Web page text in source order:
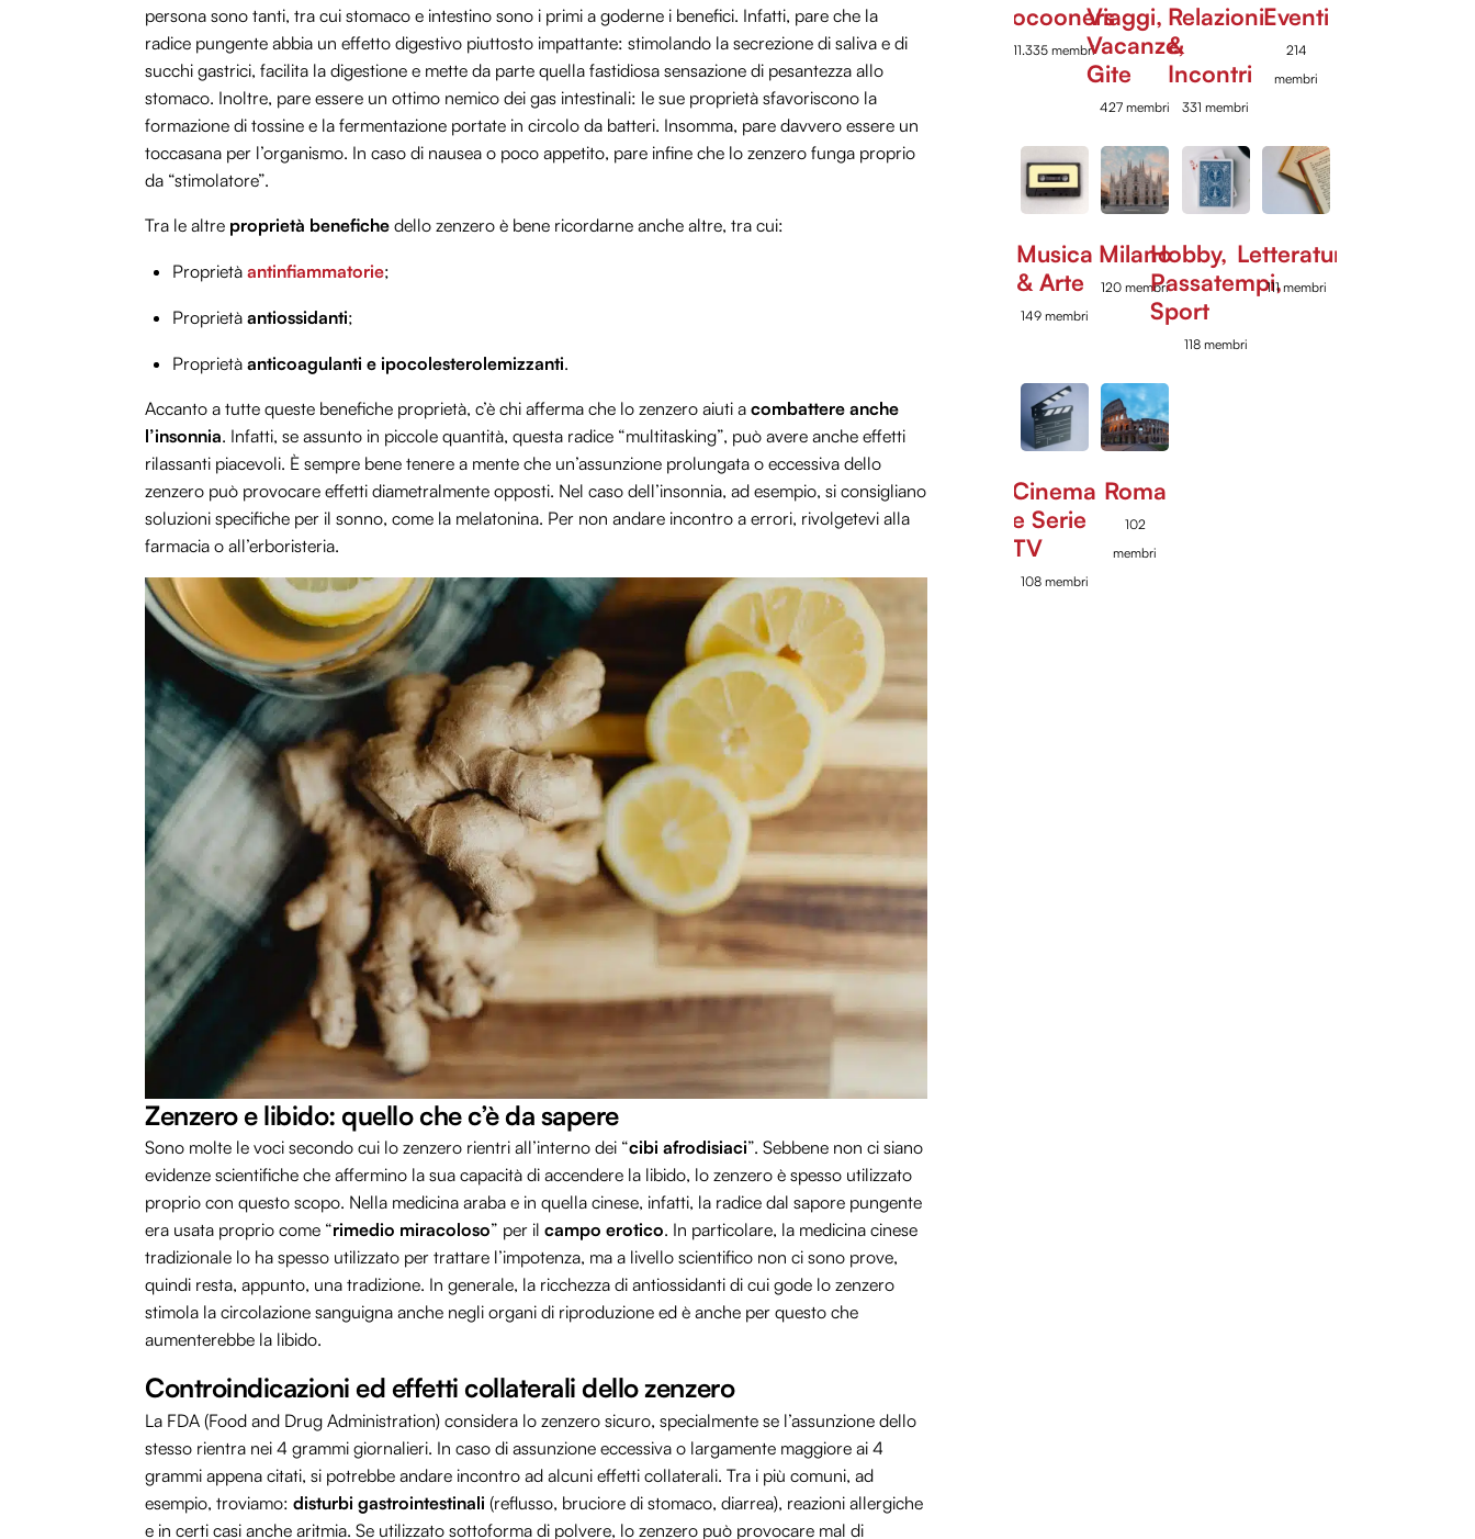
persona sono tanti, tra cui stomaco e intestino sono i primi a goderne i benefici. Infatti, pare che la
radice pungente abbia un effetto digestivo piuttosto impattante: stimolando la secrezione di saliva e di
succhi gastrici, facilita la digestione e mette da parte quella fastidiosa sensazione di pesantezza allo
stomaco. Inoltre, pare essere un ottimo nemico dei gas intestinali: le sue proprietà sfavoriscono la
formazione di tossine e la fermentazione portate in circolo da batteri. Insomma, pare davvero essere un
toccasana per l’organismo. In caso di nausea o poco appetito, pare infine che lo zenzero funga proprio
da “stimolatore”.
Tra le altre proprietà benefiche dello zenzero è bene ricordarne anche altre, tra cui:
Proprietà antinfiammatorie;
Proprietà antiossidanti;
Proprietà anticoagulanti e ipocolesterolemizzanti.
Accanto a tutte queste benefiche proprietà, c’è chi afferma che lo zenzero aiuti a combattere anche
l’insonnia. Infatti, se assunto in piccole quantità, questa radice “multitasking”, può avere anche effetti
rilassanti piacevoli. È sempre bene tenere a mente che un’assunzione prolungata o eccessiva dello
zenzero può provocare effetti diametralmente opposti. Nel caso dell’insonnia, ad esempio, si consigliano
soluzioni specifiche per il sonno, come la melatonina. Per non andare incontro a errori, rivolgetevi alla
farmacia o all’erboristeria.
Zenzero e libido: quello che c’è da sapere
Sono molte le voci secondo cui lo zenzero rientri all’interno dei “cibi afrodisiaci”. Sebbene non ci siano
evidenze scientifiche che affermino la sua capacità di accendere la libido, lo zenzero è spesso utilizzato
proprio con questo scopo. Nella medicina araba e in quella cinese, infatti, la radice dal sapore pungente
era usata proprio come “rimedio miracoloso” per il campo erotico. In particolare, la medicina cinese
tradizionale lo ha spesso utilizzato per trattare l’impotenza, ma a livello scientifico non ci sono prove,
quindi resta, appunto, una tradizione. In generale, la ricchezza di antiossidanti di cui gode lo zenzero
stimola la circolazione sanguigna anche negli organi di riproduzione ed è anche per questo che
aumenterebbe la libido.
Controindicazioni ed effetti collaterali dello zenzero
La FDA (Food and Drug Administration) considera lo zenzero sicuro, specialmente se l’assunzione dello
stesso rientra nei 4 grammi giornalieri. In caso di assunzione eccessiva o largamente maggiore ai 4
grammi appena citati, si potrebbe andare incontro ad alcuni effetti collaterali. Tra i più comuni, ad
esempio, troviamo: disturbi gastrointestinali (reflusso, bruciore di stomaco, diarrea), reazioni allergiche
e in certi casi anche aritmia. Se utilizzato sottoforma di polvere, lo zenzero può provocare mal di
Cocooners
11.335 membri
Viaggi,
Vacanze,
Gite
427 membri
Relazioni
&
Incontri
331 membri
Eventi
214
membri
Musica
& Arte
149 membri
Milano
120 membri
Hobby,
Passatempi,
Sport
118 membri
Letteratura
111 membri
Cinema
e Serie
TV
108 membri
Roma
102
membri